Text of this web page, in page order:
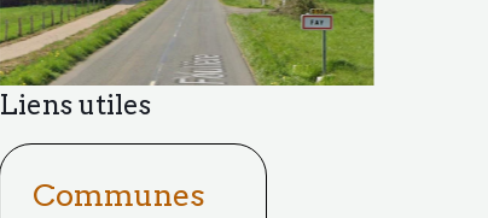
Liens utiles
Communes